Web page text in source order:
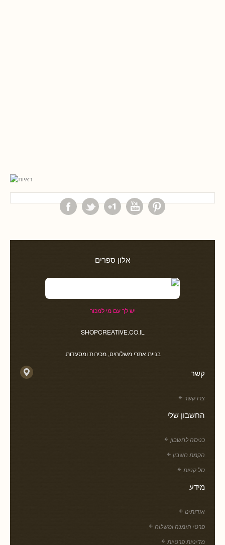
אלון ספרים
יש לך עם מי למכור
SHOPCREATIVE.CO.IL
בניית אתרי משלוחים, מכירות ומסעדות.
קשר
צרו קשר
החשבון שלי
כניסה לחשבון
הקמת חשבון
סל קניות
מידע
אודותינו
פרטי הזמנה ומשלוח
מדיניות פרטיות